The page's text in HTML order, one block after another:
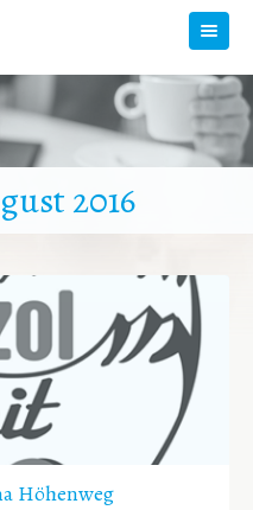
2016
Höhenweg